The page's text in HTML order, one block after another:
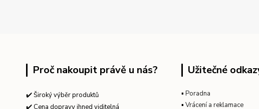
Proč nakoupit právě u nás?
✔️ Široký výběr produktů
✔️ Cena dopravy ihned viditelná
Užitečné
▪ Poradna
▪ Vrácení a reklamace